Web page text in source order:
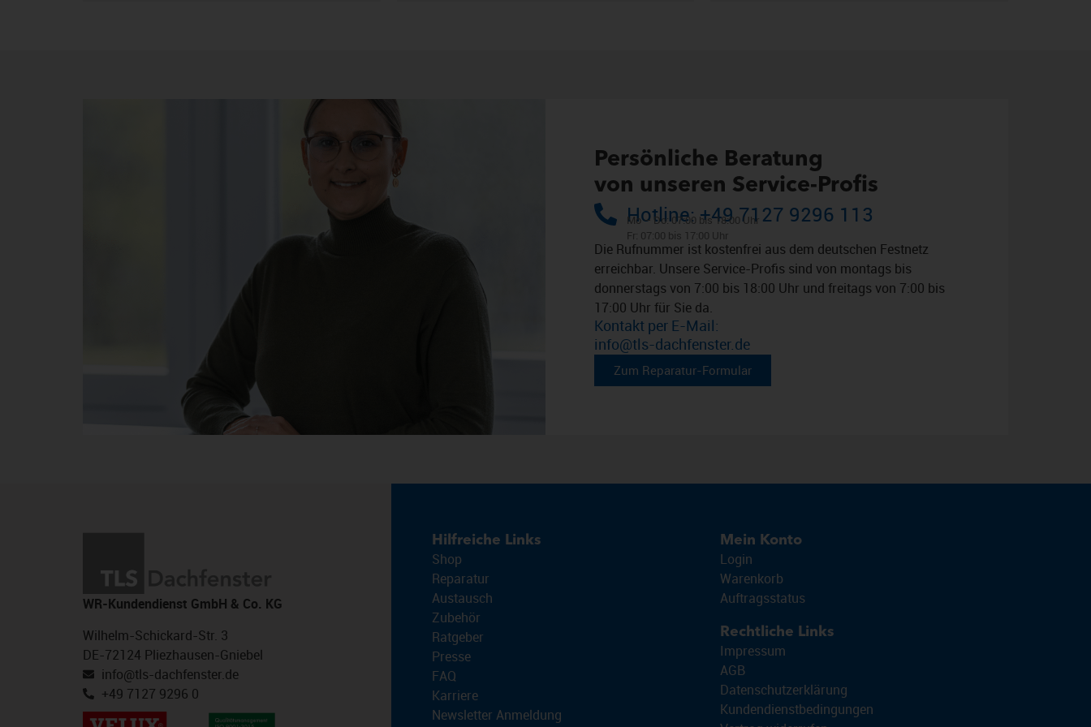
Persönliche Beratung
von unseren Service-Profis
Hotline: +49 7127 9296 113
Mo – Do: 07:00 bis 18:00 Uhr
Fr: 07:00 bis 17:00 Uhr
Die Rufnummer ist kostenfrei aus dem deutschen Festnetz
erreichbar. Unsere Service-Profis sind von montags bis
donnerstags von 7:00 bis 18:00 Uhr und freitags von 7:00 bis
17:00 Uhr für Sie da.
Kontakt per E-Mail:
info@tls-dachfenster.de
Zum Reparatur-Formular
WR-Kundendienst GmbH & Co. KG
Wilhelm-Schickard-Str. 3
DE-72124 Pliezhausen-Gniebel
info@tls-dachfenster.de
+49 7127 9296 0
Hilfreiche Links
Shop
Reparatur
Austausch
Zubehör
Ratgeber
Presse
FAQ
Karriere
Newsletter Anmeldung
Mein Konto
Login
Warenkorb
Auftragsstatus
Rechtliche Links
Impressum
AGB
Datenschutzerklärung
Kundendienstbedingungen